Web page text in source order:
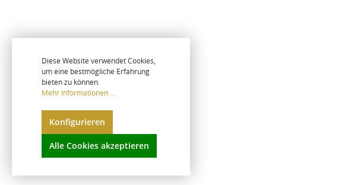
Diese Website verwendet Cookies,
um eine bestmögliche Erfahrung
bieten zu können.
Mehr Informationen ...
Konfigurieren
Alle Cookies akzeptieren